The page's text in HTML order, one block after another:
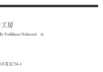
Yoshikazu Nakatani &
房
荒見734-1